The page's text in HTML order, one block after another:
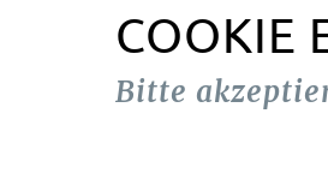
COOKIE
Bitte